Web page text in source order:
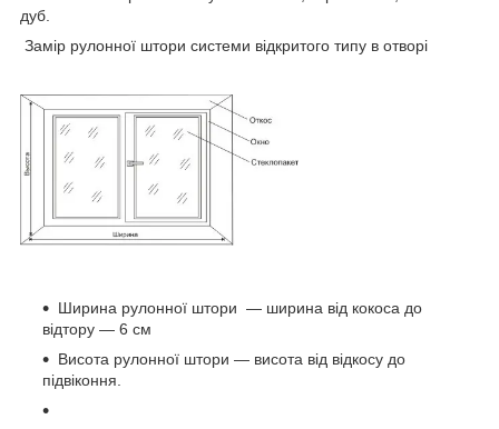
дуб.
Замір рулонної штори системи відкритого типу в отворі
Ширина рулонної штори ― ширина від кокоса до
відтору — 6 см
Висота рулонної штори — висота від відкосу до
підвіконня.